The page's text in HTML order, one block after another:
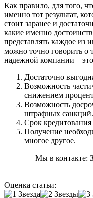
Как правило, для того,
именно тот результат,
стоит заранее и
какие именно
представлять каждое
можно точно говорить о
надежной компании –
Достаточно
Возможность
снижением
Возможность
штрафных санкций.
Срок кредитования
Получение
многое другое.
Мы в контакте:
Оценка статьи: